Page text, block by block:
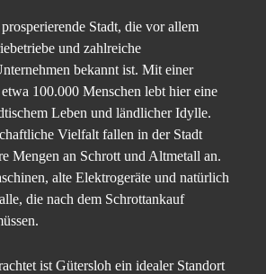
Stadt, die vor allem
und zahlreiche
bekannt ist. Mit einer
100.000 Menschen lebt hier eine
Leben und ländlicher Idylle.
Vielfalt fallen in der Stadt
Mengen an Schrott und Altmetall an.
alte Elektrogeräte und natürlich
die nach dem Schrottankauf
ist Gütersloh ein idealer Standort